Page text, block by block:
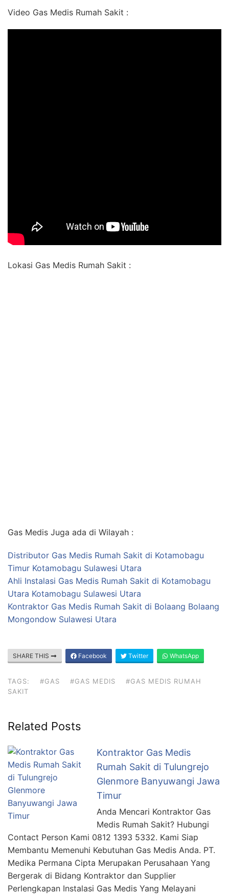
Video Gas Medis Rumah Sakit :
Lokasi Gas Medis Rumah Sakit :
Gas Medis Juga ada di Wilayah :
Distributor Gas Medis Rumah Sakit di Kotamobagu
Timur Kotamobagu Sulawesi Utara
Ahli Instalasi Gas Medis Rumah Sakit di Kotamobagu
Utara Kotamobagu Sulawesi Utara
Kontraktor Gas Medis Rumah Sakit di Bolaang Bolaang
Mongondow Sulawesi Utara
SHARE THIS Facebook Twitter WhatsApp
TAGS: #GAS #GAS MEDIS
#GAS MEDIS RUMAH
SAKIT
Related Posts
Kontraktor Gas Medis
Rumah Sakit di Tulungrejo
Glenmore Banyuwangi Jawa
Timur
Anda Mencari Kontraktor Gas
Medis Rumah Sakit? Hubungi
Contact Person Kami 0812 1393 5332. Kami Siap
Membantu Memenuhi Kebutuhan Gas Medis Anda. PT.
Medika Permana Cipta Merupakan Perusahaan Yang
Bergerak di Bidang Kontraktor dan Supplier
Perlengkapan Instalasi Gas Medis Yang Melayani